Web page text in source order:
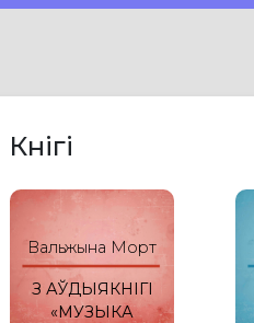
Кнігі
Вальжына Морт
З АЎДЫЯКНІГІ
«МУЗЫКА